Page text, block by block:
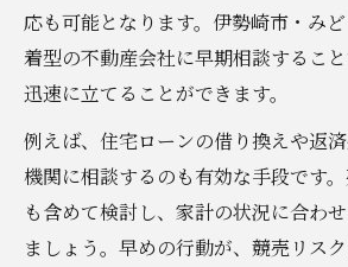
応も可能となります。伊勢崎市・み
着型の不動産会社に早期相談するこ
迅速に立てることができます。
例えば、住宅ローンの借り換えや返
機関に相談するのも有効な手段です
も含めて検討し、家計の状況に合わ
ましょう。早めの行動が、競売リス